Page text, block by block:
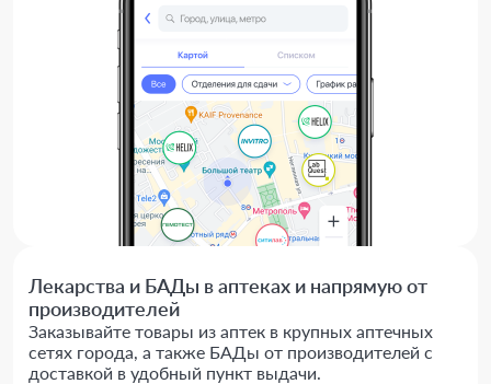
Лекарства и БАДы в аптеках и напрямую от
производителей
Заказывайте товары из аптек в крупных аптечных
сетях города, а также БАДы от производителей с
доставкой в удобный пункт выдачи.